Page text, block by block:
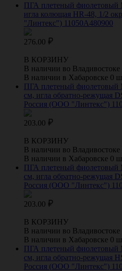
ПГА плетеный фиолетовый
игла колющая HR-48, 1/2
"Линтекс") 11050A480900
276.00
В КОРЗИНУ
В наличии во Владивостоке
В наличии в Хабаровске 0
ПГА плетеный фиолетовый
см, игла обратно-режущая
Россия (ООО "Линтекс")
203.00
В КОРЗИНУ
В наличии во Владивостоке
В наличии в Хабаровске 0
ПГА плетеный фиолетовый
см, игла обратно-режущая
Россия (ООО "Линтекс")
203.00
В КОРЗИНУ
В наличии во Владивостоке
В наличии в Хабаровске 0
ПГА плетеный фиолетовый
см, игла обратно-режущая
Россия (ООО "Линтекс")